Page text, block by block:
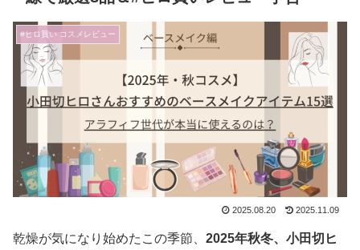
#ヒロ買い コスメレビュー
2025.08.20 2025.11.09
乾燥が気になり始めたこの季節、 2025年秋冬、小田切ヒ